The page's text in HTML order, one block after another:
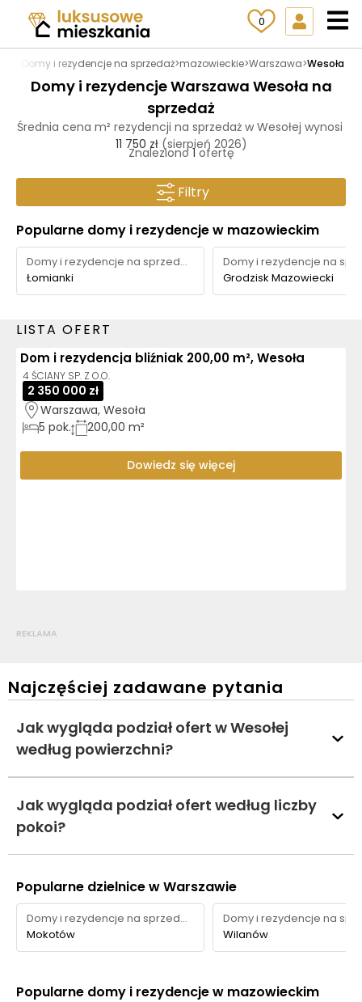
0
Domy i rezydencje na sprzedaż>mazowieckie>Warszawa>Wesoła
Domy i rezydencje Warszawa Wesoła na
sprzedaż
Średnia cena m² rezydencji na sprzedaż w Wesołej wynosi
11 750 zł (sierpień 2026)
Znaleziono1ofertę
Filtry
Popularne domy i rezydencje w mazowieckim
Domy i rezydencje na sprzedaż
Łomianki
Grodzisk Mazowiecki
LISTA OFERT
Dom i rezydencja bliźniak 200,00 m², Wesoła
4 ŚCIANY SP. Z O.O.
2 350 000 zł
Warszawa, Wesoła
5 pok. 200,00 m²
Dowiedz się więcej
REKLAMA
Najczęściej zadawane pytania
Jak wygląda podział ofert w Wesołej
według powierzchni?
Jak wygląda podział ofert według liczby
pokoi?
Popularne dzielnice w Warszawie
Domy i rezydencje na sprzedaż
Mokotów
Wilanów
Popularne domy i rezydencje w mazowieckim